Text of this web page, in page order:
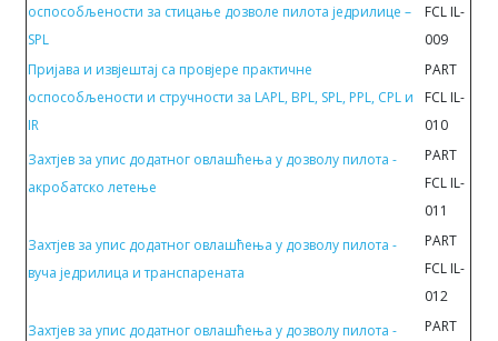
oспoсoбљeнoсти за стицање дозволе пилота једрилице –
SPL
FCL IL-
009
Пријава и извјештај са провјере практичне
оспособљености и стручности за LAPL, BPL, SPL, PPL, CPL и
IR
PART
FCL IL-
010
Захтјев за упис додатног овлашћења у дозволу пилота -
акробатско летење
PART
FCL IL-
011
Захтјев за упис додатног овлашћења у дозволу пилота -
вуча jeдрилицa и транспарената
PART
FCL IL-
012
Захтјев за упис додатног овлашћења у дозволу пилота -
PART